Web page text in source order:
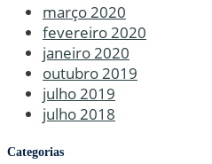
março 2020
fevereiro 2020
janeiro 2020
outubro 2019
julho 2019
julho 2018
Categorias